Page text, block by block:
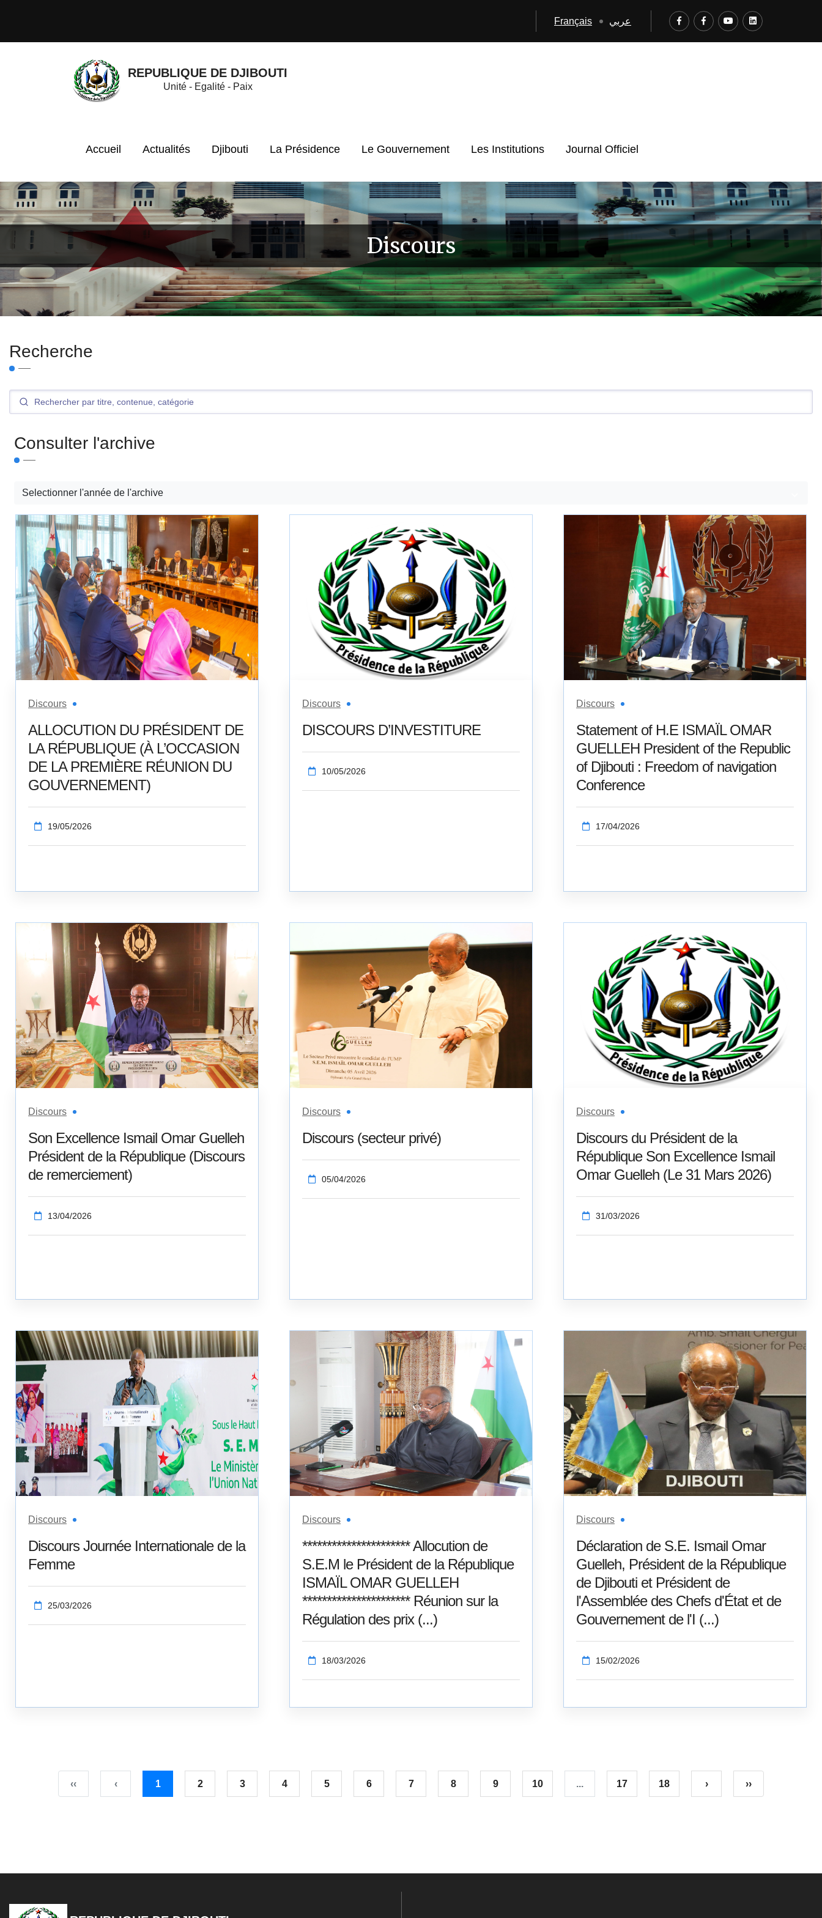
Français عربي
REPUBLIQUE DE DJIBOUTI
Unité - Egalité - Paix
Accueil Actualités Djibouti La Présidence Le Gouvernement Les Institutions Journal Officiel
Discours
Recherche
Consulter l'archive
Selectionner l'année de l'archive
Discours
ALLOCUTION DU PRÉSIDENT DE
LA RÉPUBLIQUE (À L’OCCASION
DE LA PREMIÈRE RÉUNION DU
GOUVERNEMENT)
19/05/2026
Discours
DISCOURS D’INVESTITURE
10/05/2026
Discours
Statement of H.E ISMAÏL OMAR
GUELLEH President of the Republic
of Djibouti : Freedom of navigation
Conference
17/04/2026
Discours
Son Excellence Ismail Omar Guelleh
Président de la République (Discours
de remerciement)
13/04/2026
Discours
Discours (secteur privé)
05/04/2026
Discours
Discours du Président de la
République Son Excellence Ismail
Omar Guelleh (Le 31 Mars 2026)
31/03/2026
Discours
Discours Journée Internationale de la
Femme
25/03/2026
Discours
********************** Allocution de
S.E.M le Président de la République
ISMAÏL OMAR GUELLEH
********************** Réunion sur la
Régulation des prix (...)
18/03/2026
Discours
Déclaration de S.E. Ismail Omar
Guelleh, Président de la République
de Djibouti et Président de
l'Assemblée des Chefs d'État et de
Gouvernement de l'I (...)
15/02/2026
‹‹ ‹ 1 2 3 4 5 6 7 8 9 10 ... 17 18 › ››